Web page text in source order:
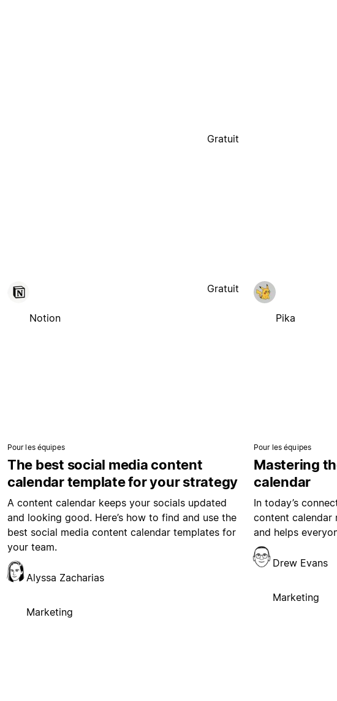
Gratuit
Notion
Gratuit
Pika
Pour les équipes
The best social media content
calendar template for your strategy
A content calendar keeps your socials updated
and looking good. Here’s how to find and use the
best social media content calendar templates for
your team.
Alyssa Zacharias
Marketing
Pour les équipes
Mastering
calendar
In today’s
content calendar
and helps
Drew Evans
Marketing